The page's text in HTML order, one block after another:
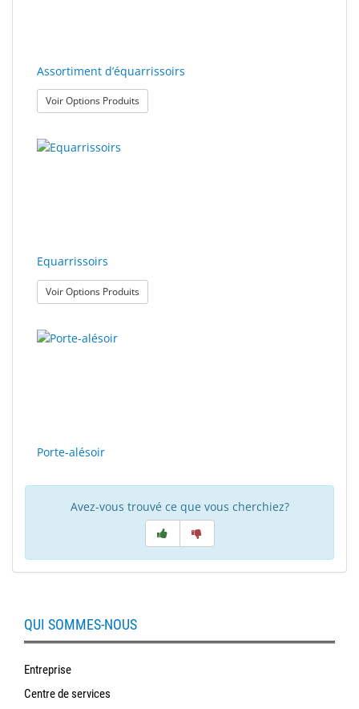
Solaire
Milo
Me
Instruments
d'optique
Technologie
Assortiment d’équarrissoirs
Voir Options Produits: Assortiment d’équarrissoirs
Equarrissoirs
Voir Options Produits: Equarrissoirs
Porte-alésoir
Avez-vous trouvé ce que vous cherchiez?
QUI SOMMES-NOUS
Entreprise
Centre de services